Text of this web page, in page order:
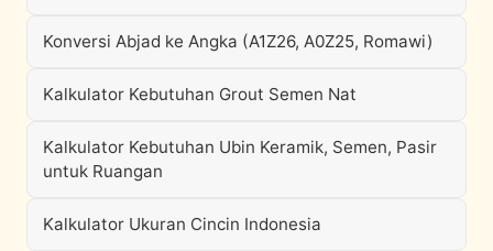
Konversi Abjad ke Angka (A1Z26, A0Z25, Romawi)
Kalkulator Kebutuhan Grout Semen Nat
Kalkulator Kebutuhan Ubin Keramik, Semen, Pasir
untuk Ruangan
Kalkulator Ukuran Cincin Indonesia